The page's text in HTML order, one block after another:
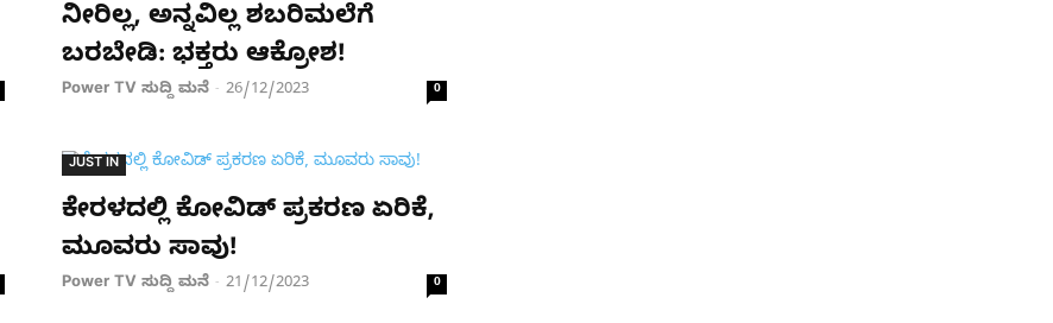
ನೀರಿಲ್ಲ, ಅನ್ನವಿಲ್ಲ ಶಬರಿಮಲೆಗೆ
ಬರಬೇಡಿ: ಭಕ್ತರು ಆಕ್ರೋಶ!
Power TV ಸುದ್ದಿ ಮನೆ - 26/12/2023 0
JUST IN
ಕೇರಳದಲ್ಲಿ ಕೋವಿಡ್ ಪ್ರಕರಣ ಏರಿಕೆ,
ಮೂವರು ಸಾವು!
Power TV ಸುದ್ದಿ ಮನೆ - 21/12/2023 0